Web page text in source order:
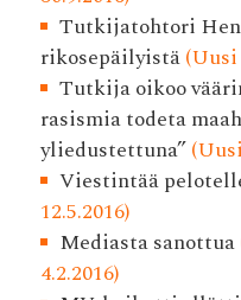
Tutkijatohtori
rikosepäilyistä(Uusi
Tutkija oikoo
rasismia todeta
yliedustettuna”(Uusi
Viestintää
12.5.2016)
Mediasta sanottua
4.2.2016)